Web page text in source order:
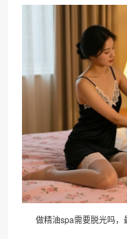
做精油spa需要脱光吗